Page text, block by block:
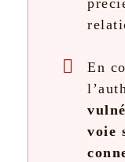
En
voie